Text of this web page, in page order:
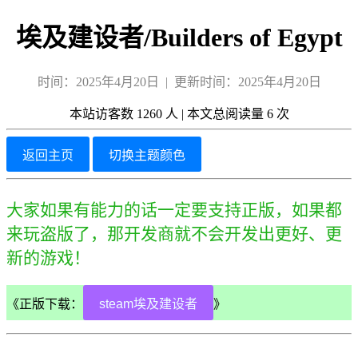
埃及建设者/Builders of Egypt
时间：2025年4月20日 | 更新时间：2025年4月20日
本站访客数 1260人 | 本文总阅读量 6次
返回主页 切换主题颜色
大家如果有能力的话一定要支持正版，如果都
来玩盗版了，那开发商就不会开发出更好、更
新的游戏！
《正版下载： steam埃及建设者 》